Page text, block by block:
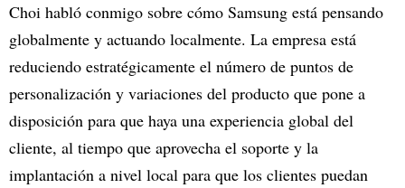
Choi habló conmigo sobre cómo Samsung está pensando
globalmente y actuando localmente. La empresa está
reduciendo estratégicamente el número de puntos de
personalización y variaciones del producto que pone a
disposición para que haya una experiencia global del
cliente, al tiempo que aprovecha el soporte y la
implantación a nivel local para que los clientes puedan